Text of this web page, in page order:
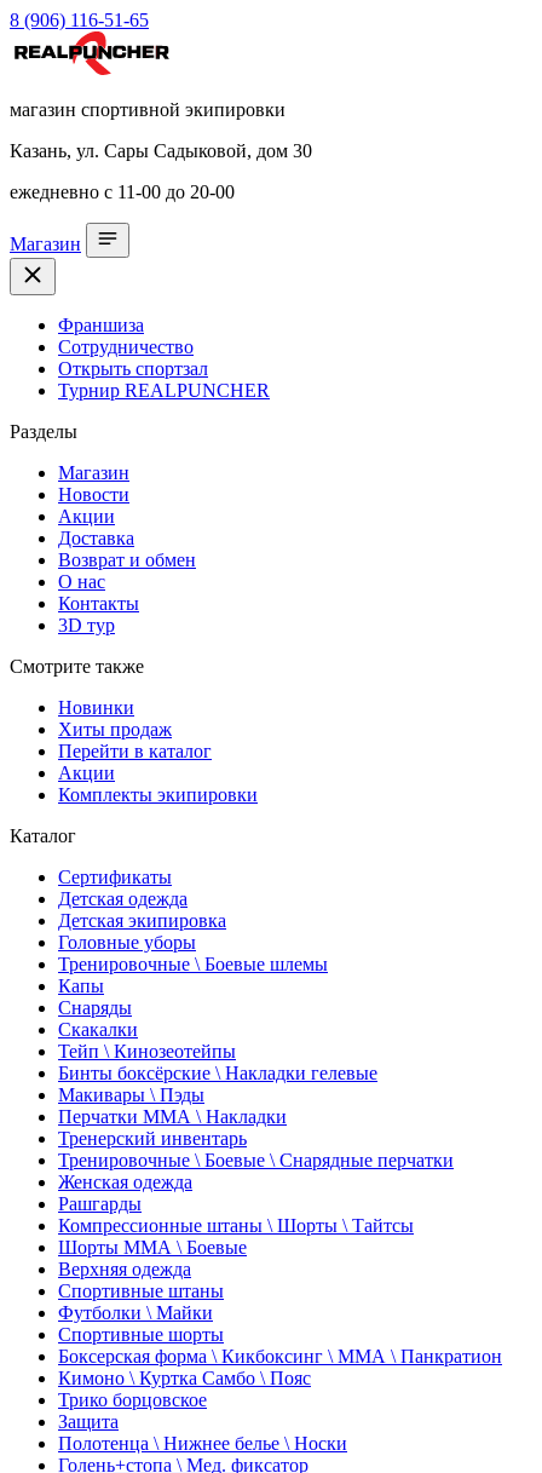
8 (906) 116-51-65
магазин спортивной экипировки
Казань, ул. Сары Садыковой, дом 30
ежедневно с 11-00 до 20-00
Магазин
Франшиза
Сотрудничество
Открыть спортзал
Турнир REALPUNCHER
Разделы
Магазин
Новости
Акции
Доставка
Возврат и обмен
О нас
Контакты
3D тур
Смотрите также
Новинки
Хиты продаж
Перейти в каталог
Акции
Комплекты экипировки
Каталог
Сертификаты
Детская одежда
Детская экипировка
Головные уборы
Тренировочные \ Боевые шлемы
Капы
Снаряды
Скакалки
Тейп \ Кинозеотейпы
Бинты боксёрские \ Накладки гелевые
Макивары \ Пэды
Перчатки ММА \ Накладки
Тренерский инвентарь
Тренировочные \ Боевые \ Снарядные перчатки
Женская одежда
Рашгарды
Компрессионные штаны \ Шорты \ Тайтсы
Шорты ММА \ Боевые
Верхняя одежда
Спортивные штаны
Футболки \ Майки
Спортивные шорты
Боксерская форма \ Кикбоксинг \ ММА \ Панкратион
Кимоно \ Куртка Самбо \ Пояс
Трико борцовское
Защита
Полотенца \ Нижнее белье \ Носки
Голень+стопа \ Мед. фиксатор